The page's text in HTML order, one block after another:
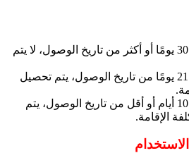
▸ في حال إلغاء الحجز قبل 30 يومًا أو أكثر من تاريخ الوصول، لا يتم
▸ في حال إلغاء الحجز قبل 21 يومًا من تاريخ الوصول، يتم تحصيل
▸ في حال إلغاء الحجز قبل 10 أيام أو أقل من تاريخ الوصول، يتم